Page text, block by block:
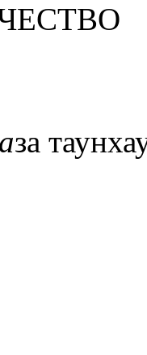
aза